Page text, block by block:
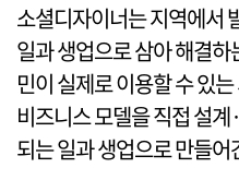
소셜디자이너는 지역에서
일과 생업으로 삼아 해결
민이 실제로 이용할 수 있
비즈니스 모델을 직접 설
되는 일과 생업으로 만들